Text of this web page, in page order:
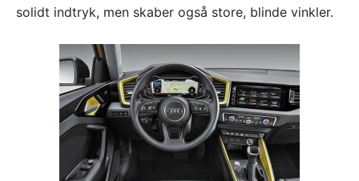
solidt indtryk, men skaber også store, blinde vinkler.